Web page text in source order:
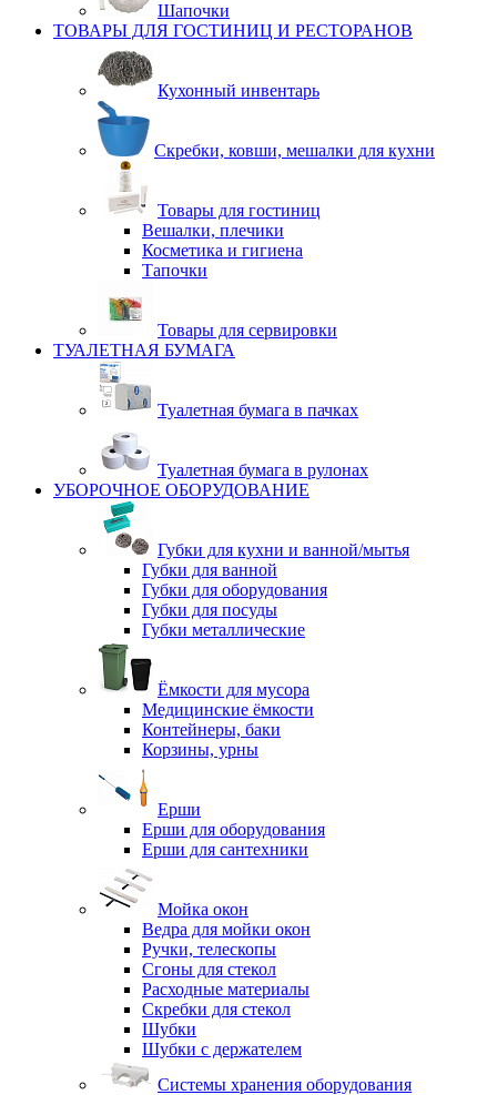
Шапочки
ТОВАРЫ ДЛЯ ГОСТИНИЦ И РЕСТОРАНОВ
Кухонный инвентарь
Скребки, ковши, мешалки для кухни
Товары для гостиниц
Вешалки, плечики
Косметика и гигиена
Тапочки
Товары для сервировки
ТУАЛЕТНАЯ БУМАГА
Туалетная бумага в пачках
Туалетная бумага в рулонах
УБОРОЧНОЕ ОБОРУДОВАНИЕ
Губки для кухни и ванной/мытья
Губки для ванной
Губки для оборудования
Губки для посуды
Губки металлические
Ёмкости для мусора
Медицинские ёмкости
Контейнеры, баки
Корзины, урны
Ерши
Ерши для оборудования
Ерши для сантехники
Мойка окон
Ведра для мойки окон
Ручки, телескопы
Сгоны для стекол
Расходные материалы
Скребки для стекол
Шубки
Шубки с держателем
Системы хранения оборудования